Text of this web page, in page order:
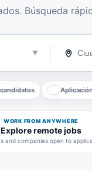
Búsqueda
WORK FROM ANYWHERE
Explore remote jobs
and companies open to